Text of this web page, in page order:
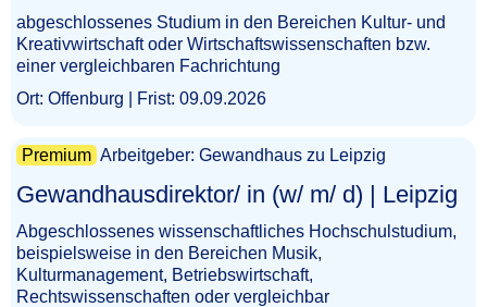
abgeschlossenes Studium in den Bereichen Kultur- und
Kreativwirtschaft oder Wirtschaftswissenschaften bzw.
einer vergleichbaren Fachrichtung
Ort: Offenburg | Frist: 09.09.2026
Premium Arbeitgeber: Gewandhaus zu Leipzig
Gewandhausdirektor/ in (w/ m/ d) | Leipzig​‌‌‌‌​‌​‌‌​​​‌‌​‌​​
Abgeschlossenes wissenschaftliches Hochschulstudium,
beispielsweise in den Bereichen Musik,
Kulturmanagement, Betriebswirtschaft,
Rechtswissenschaften oder vergleichbar